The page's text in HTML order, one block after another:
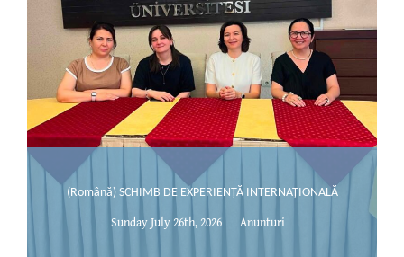
(Română) SCHIMB DE EXPERIENȚĂ INTERNAȚIONALĂ
Sunday July 26th, 2026 Anunturi